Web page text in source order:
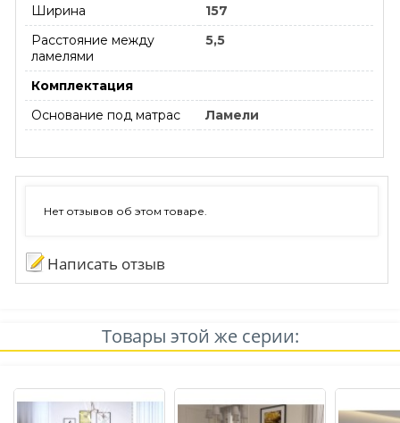
Ширина
157
Расстояние между
ламелями
5,5
Комплектация
Основание под матрас
Ламели
Нет отзывов об этом товаре.
Написать отзыв
Товары этой же серии: